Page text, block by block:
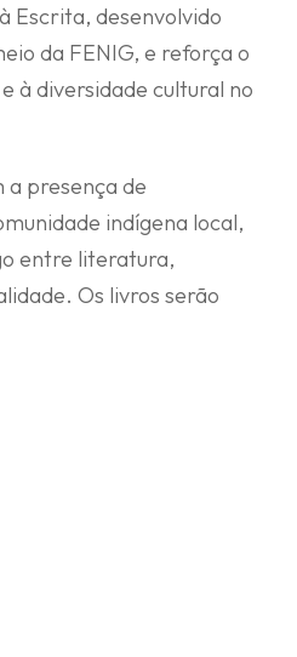
Escrita, desenvolvido
da FENIG, e reforça o
à diversidade cultural no
a presença de
indígena local,
entre literatura,
Os livros serão